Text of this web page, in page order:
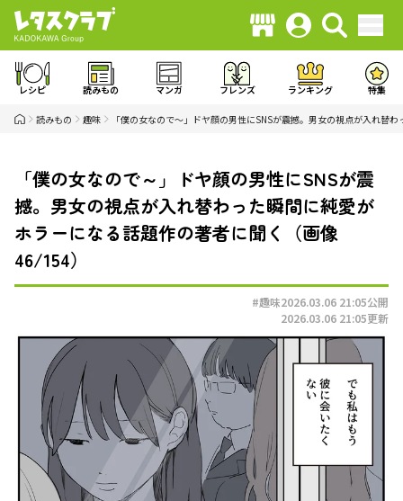
レシピ 読みもの マンガ フレンズ ランキング 特集
読みもの 趣味 「僕の女なので～」ドヤ顔の男性にSNSが震撼。男女の視点が入れ替
「僕の女なので～」ドヤ顔の男性にSNSが震
撼。男女の視点が入れ替わった瞬間に純愛が
ホラーになる話題作の著者に聞く（画像
46/154）
#趣味2026.03.06 21:05公開
2026.03.06 21:05更新